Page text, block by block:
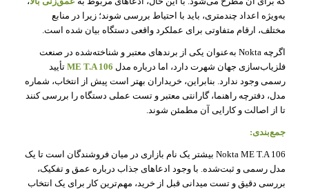
به‌ویژه اعداد چندمتری، باید با احتیاط بررسی شوند؛ زیرا در منابع
مختلف، ارقام متفاوتی برای عملکرد واقعی دستگاه بیان شده است.
اگرچه Nokta به‌عنوان یکی از برندهای معتبر و شناخته‌شده در صنعت
فلزیاب‌سازی جهان شهرت دارد، اما درباره مدل ME T.A 106تأیید
رسمی وجود ندارد. بنابراین، خریداران بهتر است پیش از انتخاب، شماره
مدل، دفترچه راهنما، گارانتی معتبر و تست عملی دستگاه را بررسی کنند
تا از اصالت و کارایی آن مطمئن شوند.
جمع‌بندی:
Nokta ME T.A 106 بیشتر یک نام بازاری در میان فروشندگان است تا یک
مدل رسمی و ثبت‌شده. با وجود ادعاهای جذاب درباره عمق و تفکیک،
بررسی دقیق و تست میدانی قبل از خرید، مهم‌ترین کار برای یک انتخاب